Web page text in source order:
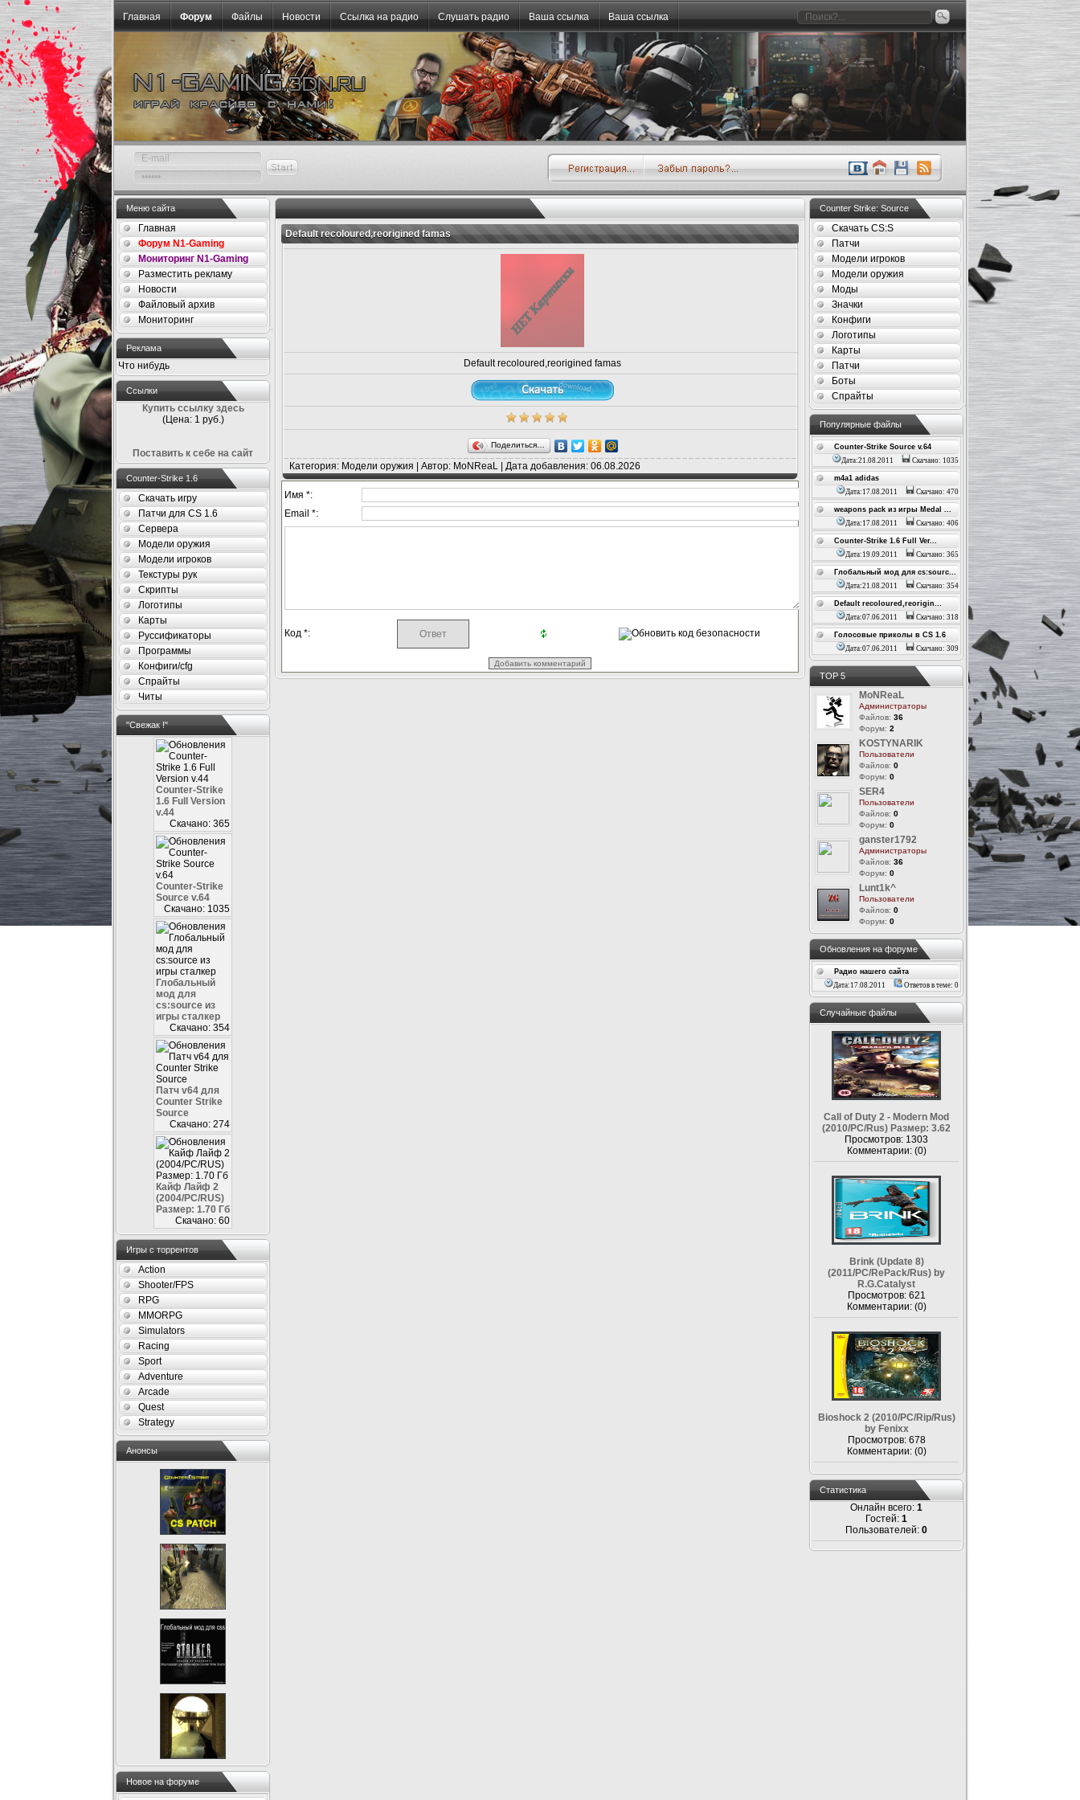
Главная Форум Файлы Новости Ссылка на радио Слушать радио Ваша ссылка Ваша ссылка
Меню сайта
Главная
Форум N1-Gaming
Мониторинг N1-Gaming
Разместить рекламу
Новости
Файловый архив
Мониторинг
Реклама
Что нибудь
Ссылки
Купить ссылку здесь
(Цена: 1 руб.)
Поставить к себе на сайт
Counter-Strike 1.6
Скачать игру
Патчи для CS 1.6
Сервера
Модели оружия
Модели игроков
Текстуры рук
Скрипты
Логотипы
Карты
Руссификаторы
Программы
Конфиги/cfg
Спрайты
Читы
"Свежак !"
Counter-Strike
1.6 Full Version
v.44
Скачано: 365
Counter-Strike
Source v.64
Скачано: 1035
Глобальный
мод для
cs:source из
игры сталкер
Скачано: 354
Патч v64 для
Counter Strike
Source
Скачано: 274
Кайф Лайф 2
(2004/PC/RUS)
Размер: 1.70 Гб
Скачано: 60
Игры с торрентов
Action
Shooter/FPS
RPG
MMORPG
Simulators
Racing
Sport
Adventure
Arcade
Quest
Strategy
Анонсы
Новое на форуме
Default recoloured,reorigined famas
Default recoloured,reorigined famas
Поделиться…
Категория: Модели оружия | Автор: MoNReaL | Дата добавления: 06.08.2026
Имя *:
Email *:
Код *:
Counter Strike: Source
Скачать CS:S
Патчи
Модели игроков
Модели оружия
Моды
Значки
Конфиги
Логотипы
Карты
Патчи
Боты
Спрайты
Популярные файлы
Counter-Strike Source v.64
Дата:21.08.2011
Скачано: 1035
m4a1 adidas
Дата:17.08.2011
Скачано: 470
weapons pack из игры Medal ...
Дата:17.08.2011
Скачано: 406
Counter-Strike 1.6 Full Ver...
Дата:19.09.2011
Скачано: 365
Глобальный мод для cs:sourc...
Дата:21.08.2011
Скачано: 354
Default recoloured,reorigin...
Дата:07.06.2011
Скачано: 318
Голосовые приколы в CS 1.6
Дата:07.06.2011
Скачано: 309
ТОР 5
MoNReaL
Администраторы
Файлов: 36
Форум: 2
KOSTYNARIK
Пользователи
Файлов: 0
Форум: 0
SER4
Пользователи
Файлов: 0
Форум: 0
ganster1792
Администраторы
Файлов: 36
Форум: 0
Lunt1k^
Пользователи
Файлов: 0
Форум: 0
Обновления на форуме
Радио нашего сайта
Дата:17.08.2011
Ответов в теме: 0
Случайные файлы
Call of Duty 2 - Modern Mod
(2010/PC/Rus) Размер: 3.62
Просмотров: 1303
Комментарии: (0)
Brink (Update 8)
(2011/PC/RePack/Rus) by
R.G.Catalyst
Просмотров: 621
Комментарии: (0)
Bioshock 2 (2010/PC/Rip/Rus)
by Fenixx
Просмотров: 678
Комментарии: (0)
Статистика
Онлайн всего: 1
Гостей: 1
Пользователей: 0